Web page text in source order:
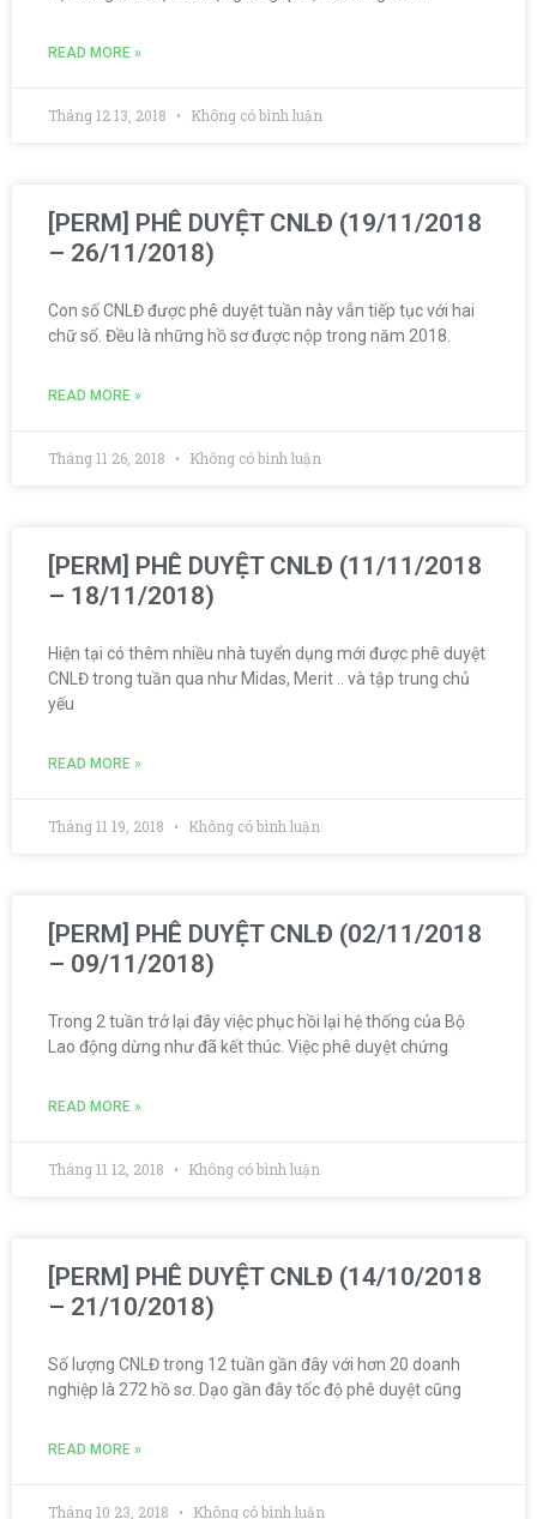
READ MORE »
Tháng 12 13, 2018 Không có bình luận
[PERM] PHÊ DUYỆT CNLĐ (19/11/2018
– 26/11/2018)
Con số CNLĐ được phê duyệt tuần này vẫn tiếp tục với hai
chữ số. Đều là những hồ sơ được nộp trong năm 2018.
READ MORE »
Tháng 11 26, 2018 Không có bình luận
[PERM] PHÊ DUYỆT CNLĐ (11/11/2018
– 18/11/2018)
Hiện tại có thêm nhiều nhà tuyển dụng mới được phê duyệt
CNLĐ trong tuần qua như Midas, Merit .. và tập trung chủ
yếu
READ MORE »
Tháng 11 19, 2018 Không có bình luận
[PERM] PHÊ DUYỆT CNLĐ (02/11/2018
– 09/11/2018)
Trong 2 tuần trở lại đây việc phục hồi lại hệ thống của Bộ
Lao động dừng như đã kết thúc. Việc phê duyệt chứng
READ MORE »
Tháng 11 12, 2018 Không có bình luận
[PERM] PHÊ DUYỆT CNLĐ (14/10/2018
– 21/10/2018)
Số lượng CNLĐ trong 12 tuần gần đây với hơn 20 doanh
nghiệp là 272 hồ sơ. Dạo gần đây tốc độ phê duyệt cũng
READ MORE »
Tháng 10 23, 2018 Không có bình luận